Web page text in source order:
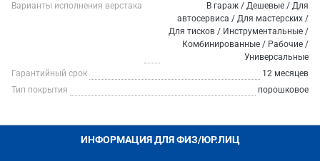
Варианты исполнения верстака
В гараж / Дешевые / Для
автосервиса / Для мастерских /
Для тисков / Инструментальные /
Комбинированные / Рабочие /
Универсальные
Гарантийный срок
12 месяцев
Тип покрытия
порошковое
ИНФОРМАЦИЯ ДЛЯ ФИЗ/ЮР.ЛИЦ